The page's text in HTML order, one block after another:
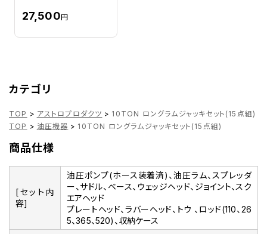
27,500円
カテゴリ
TOP > アストロプロダクツ > 10TON ロングラムジャッキセット(15点組)
TOP > 油圧機器 > 10TON ロングラムジャッキセット(15点組)
商品仕様
[セット内
容]
油圧ポンプ(ホース装着済)、油圧ラム、スプレッダ
ー、サドル、ベース、ウェッジヘッド、ジョイント、スク
エアヘッド
プレートヘッド、ラバーヘッド、トウ 、ロッド(110、26
5、365、520)、収納ケース